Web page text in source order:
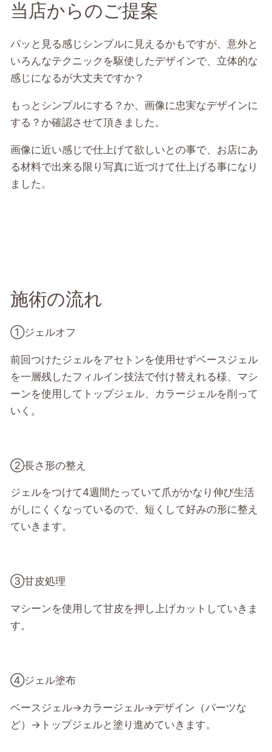
当店からのご提案
パッと見る感じシンプルに見えるかもですが、意外と
いろんなテクニックを駆使したデザインで、立体的な
感じになるが大丈夫ですか？
もっとシンプルにする？か、画像に忠実なデザインに
する？か確認させて頂きました。
画像に近い感じで仕上げて欲しいとの事で、お店にあ
る材料で出来る限り写真に近づけて仕上げる事になり
ました。
施術の流れ
①ジェルオフ
前回つけたジェルをアセトンを使用せずベースジェル
を一層残したフィルイン技法で付け替えれる様、マシ
ーンを使用してトップジェル、カラージェルを削って
いく。
②長さ形の整え
ジェルをつけて4週間たっていて爪がかなり伸び生活
がしにくくなっているので、短くして好みの形に整え
ていきます。
③甘皮処理
マシーンを使用して甘皮を押し上げカットしていきま
す。
④ジェル塗布
ベースジェル→カラージェル→デザイン（パーツな
ど）→トップジェルと塗り進めていきます。